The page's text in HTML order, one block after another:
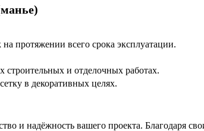
протяжении всего срока эксплуатации.
строительных и отделочных работах.
в декоративных целях.
и надёжность вашего проекта. Благодаря